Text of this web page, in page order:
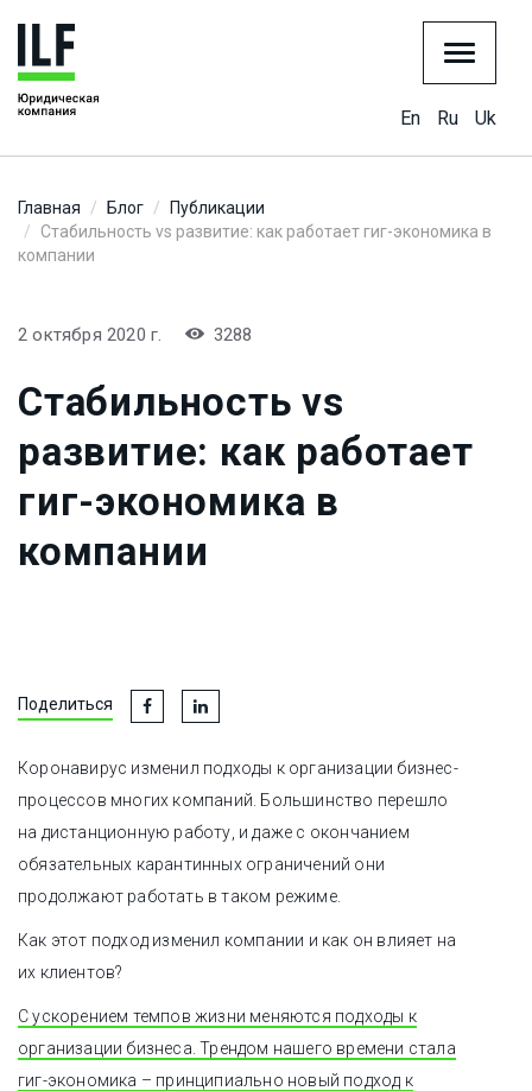
En Ru Uk
Главная Блог
Публикации
Стабильность vs развитие: как работает гиг-экономика в
компании
2 октября 2020 г. 3288
Стабильность vs
развитие: как работает
гиг-экономика в
компании
Поделиться
Коронавирус изменил подходы к организации бизнес-
процессов многих компаний. Большинство перешло
на дистанционную работу, и даже с окончанием
обязательных карантинных ограничений они
продолжают работать в таком режиме.
Как этот подход изменил компании и как он влияет на
их клиентов?
С ускорением темпов жизни меняются подходы к
организации бизнеса. Трендом нашего времени стала
гиг-экономика – принципиально новый подход к